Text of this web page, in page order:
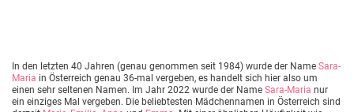
In den letzten 40 Jahren (genau genommen seit 1984) wurde der Name Sara-
Maria in Österreich genau 36-mal vergeben, es handelt sich hier also um
einen sehr seltenen Namen. Im Jahr 2022 wurde der Name Sara-Maria nur
ein einziges Mal vergeben. Die beliebtesten Mädchennamen in Österreich sind